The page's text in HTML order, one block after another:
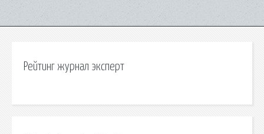
Рейтинг журнал эксперт